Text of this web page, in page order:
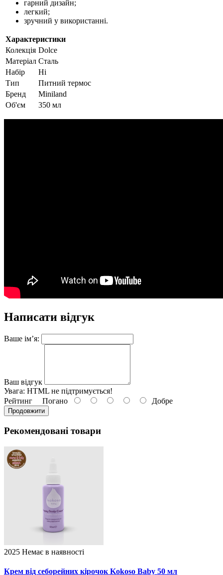
гарний дизайн;
легкий;
зручний у використанні.
Характеристики
Колекція Dolce
Матеріал Сталь
Набір
Ні
Тип
Питний термос
Бренд
Miniland
Об'єм
350 мл
Написати відгук
Ваше ім’я:
Ваш відгук
Увага: HTML не підтримується!
Рейтинг Погано Добре
Продовжити
Рекомендовані товари
2025 Немає в наявності
Крем від себорейних кірочок Kokoso Baby 50 мл